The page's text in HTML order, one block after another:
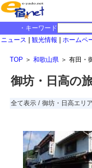
・キーワード
ニュース
観光情報 ホームペ
TOP ＞ 和歌山県 ＞ 有田・
御坊・日高の
全て表示 / 御坊・日高エリ